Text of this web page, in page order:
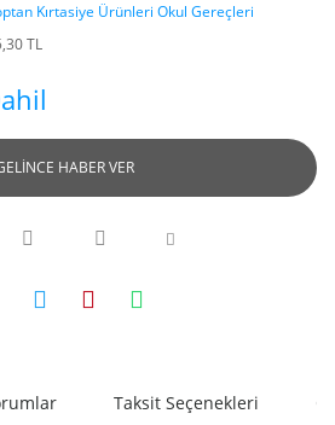
Kırtasiye Ürünleri Okul Gereçleri
TL
HABER VER
Taksit Seçenekleri